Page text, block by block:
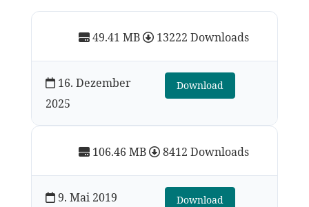
49.41 MB 13222 Downloads
16. Dezember
2025
Download
106.46 MB 8412 Downloads
9. Mai 2019 Download